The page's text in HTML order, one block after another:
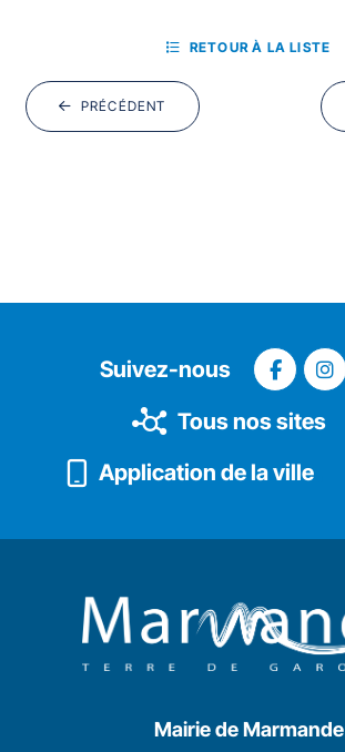
PRÉCÉDENT
RETOUR À LA LISTE
Suivez-nous
Tous nos sites
Application de la ville
Mairie de Marmande